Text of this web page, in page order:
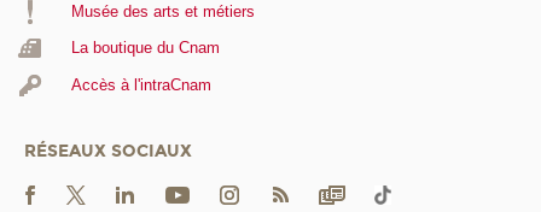
Musée des arts et métiers
La boutique du Cnam
Accès à l'intraCnam
RÉSEAUX SOCIAUX